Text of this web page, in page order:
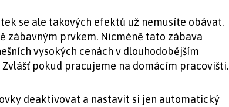
se ale takových efektů už nemusíte obávat.
zábavným prvkem. Nicméně tato zábava
vysokých cenách v dlouhodobějším
pokud pracujeme na domácím pracovišti.
deaktivovat a nastavit si jen automatický